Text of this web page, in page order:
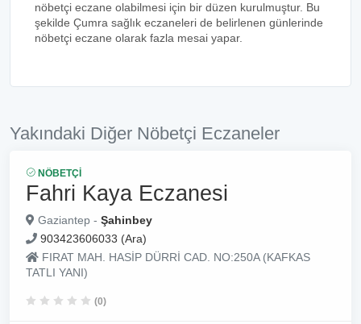
nöbetçi eczane olabilmesi için bir düzen kurulmuştur. Bu
şekilde Çumra sağlık eczaneleri de belirlenen günlerinde
nöbetçi eczane olarak fazla mesai yapar.
Yakındaki Diğer Nöbetçi Eczaneler
NÖBETÇI
Fahri Kaya Eczanesi
Gaziantep - Şahinbey
903423606033 (Ara)
FIRAT MAH. HASİP DÜRRİ CAD. NO:250A (KAFKAS
TATLI YANI)
(0)